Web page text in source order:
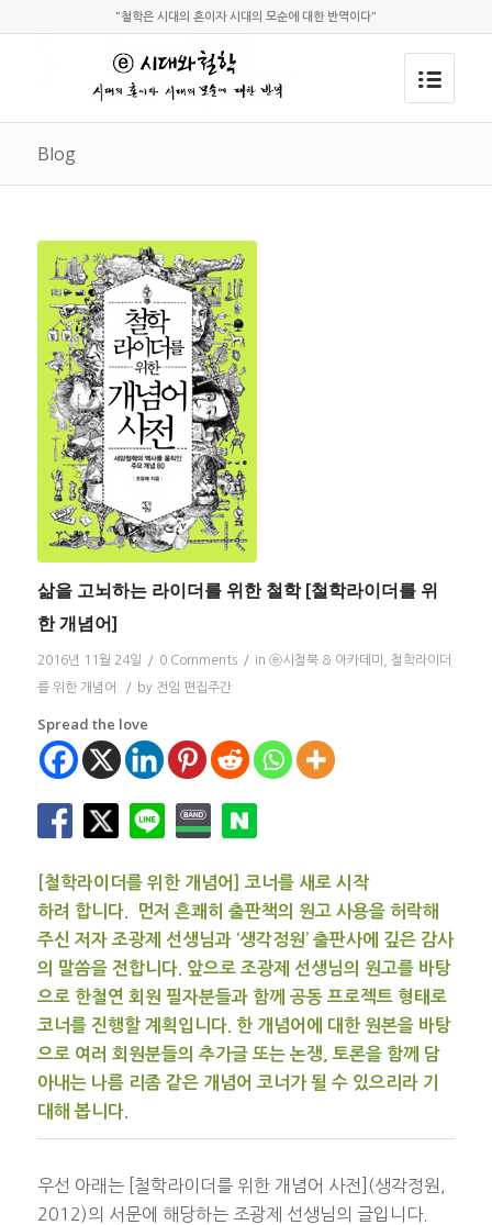
"철학은 시대의 혼이자 시대의 모순에 대한 반역이다"
Blog
삶을 고뇌하는 라이더를 위한 철학 [철학라이더를 위
한 개념어]
2016년 11월 24일 / 0 Comments / in ⓔ시철북 & 아카데미 철학라이더
를 위한 개념어 / by 전임 편집주간
Spread the love
[철학라이더를 위한 개념어] 코너를 새로 시작
하려 합니다. 먼저 흔쾌히 출판책의 원고 사용을 허락해
주신 저자 조광제 선생님과 ‘생각정원’ 출판사에 깊은 감사
의 말씀을 전합니다. 앞으로 조광제 선생님의 원고를 바탕
으로 한철연 회원 필자분들과 함께 공동 프로젝트 형태로
코너를 진행할 계획입니다. 한 개념어에 대한 원본을 바탕
으로 여러 회원분들의 추가글 또는 논쟁, 토론을 함께 담
아내는 나름 리좀 같은 개념어 코너가 될 수 있으리라 기
대해 봅니다.
우선 아래는 [철학라이더를 위한 개념어 사전](생각정원,
2012)의 서문에 해당하는 조광제 선생님의 글입니다.